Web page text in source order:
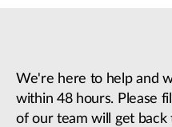
We're here to help and
within 48 hours. Please
of our team will get back